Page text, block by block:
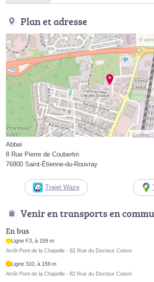
Plan et adresse
©
Corriger
Abbei
8 Rue Pierre de Coubertin
76800 Saint-Étienne-du-Rouvray
Trajet Waze
Venir en transports en
En bus
Ligne F3, à 159 m
Arrêt Pont de la Chapelle - 82 Rue du Docteur Cotoni
Ligne 310, à 159 m
Arrêt Pont de la Chapelle - 82 Rue du Docteur Cotoni